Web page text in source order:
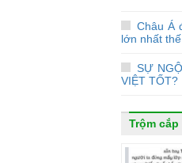
Châu Á
lớn nhất
SỰ
VIỆT TỐT?
Trộm